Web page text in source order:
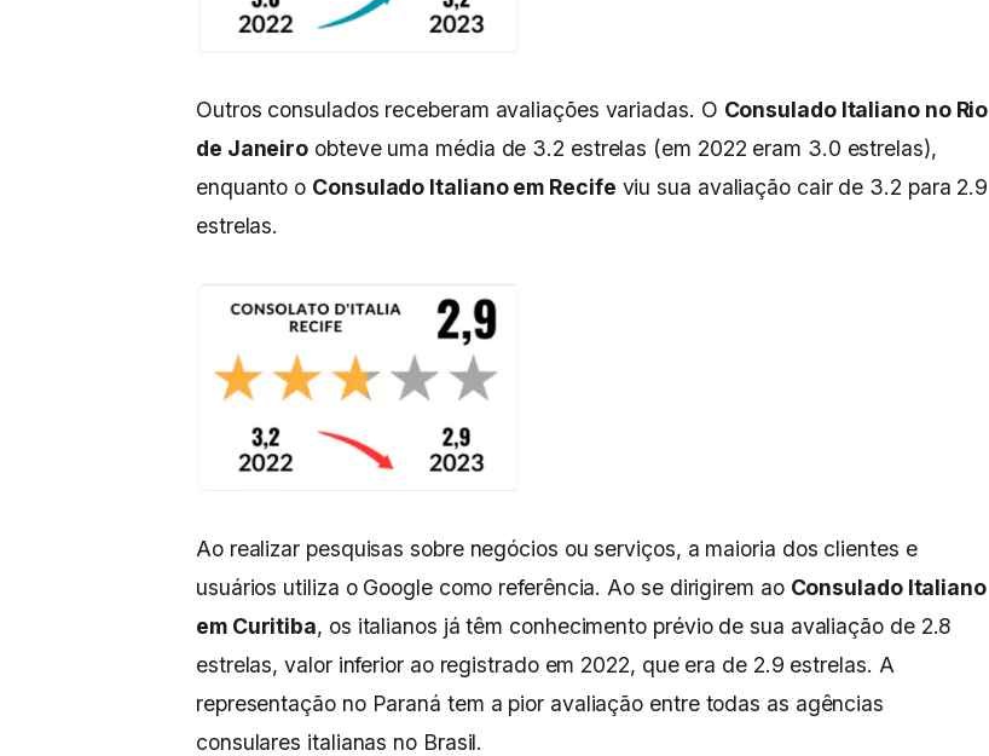
Outros consulados receberam avaliações variadas. O Consulado Italiano no Rio
de Janeiro obteve uma média de 3.2 estrelas (em 2022 eram 3.0 estrelas),
enquanto o Consulado Italiano em Recife viu sua avaliação cair de 3.2 para 2.9
estrelas.
Ao realizar pesquisas sobre negócios ou serviços, a maioria dos clientes e
usuários utiliza o Google como referência. Ao se dirigirem ao Consulado Italiano
em Curitiba, os italianos já têm conhecimento prévio de sua avaliação de 2.8
estrelas, valor inferior ao registrado em 2022, que era de 2.9 estrelas. A
representação no Paraná tem a pior avaliação entre todas as agências
consulares italianas no Brasil.